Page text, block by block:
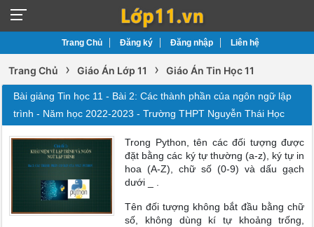
Trang Chủ Đăng ký Đăng nhập Liên hệ
Trang Chủ › Giáo Án Lớp 11 › Giáo Án Tin Học 11
Bài giảng Tin học 11 - Bài 2: Các thành phần của ngôn ngữ lập
trình - Năm học 2022-2023 - Trường THPT Nguyễn Thái Học
Trong Python, tên các đối tượng được
đặt bằng các ký tự thường (a-z), ký tự in
hoa (A-Z), chữ số (0-9) và dấu gạch
dưới _ .
Tên đối tượng không bắt đầu bằng chữ
số, không dùng kí tự khoảng trống,